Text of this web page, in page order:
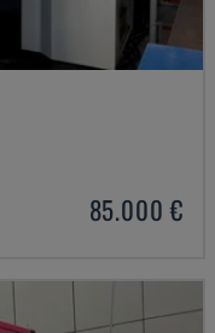
85.000 €